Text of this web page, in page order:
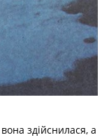
здійснилася, а